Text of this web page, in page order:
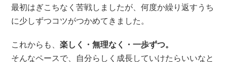
最初はぎこちなく苦戦しましたが、何度か繰り返すうち
に少しずつコツがつかめてきました。
これからも、楽しく・無理なく・一歩ずつ。
そんなペースで、自分らしく成長していけたらいいなと